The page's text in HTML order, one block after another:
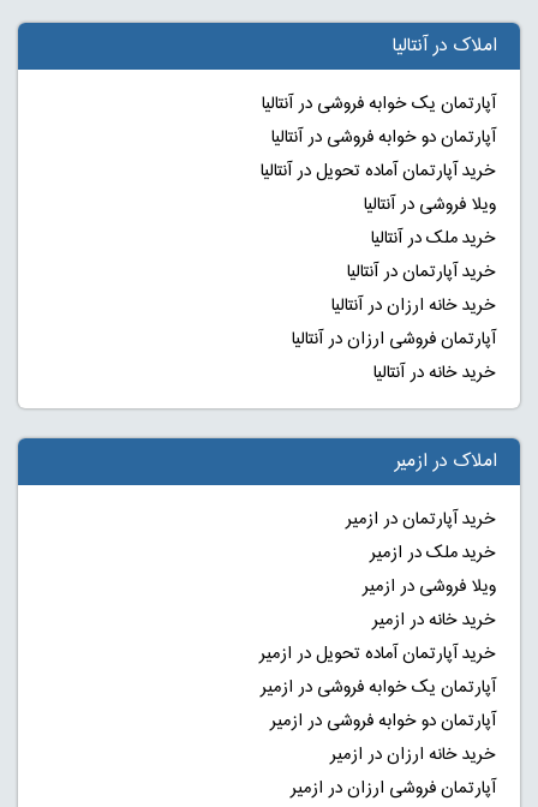
املاک در آنتالیا
آپارتمان یک خوابه فروشی در آنتالیا
آپارتمان دو خوابه فروشی در آنتالیا
خرید آپارتمان آماده تحویل در آنتالیا
ویلا فروشی در آنتالیا
خرید ملک در آنتالیا
خرید آپارتمان در آنتالیا
خرید خانه ارزان در آنتالیا
آپارتمان فروشی ارزان در آنتالیا
خرید خانه در آنتالیا
املاک در ازمیر
خرید آپارتمان در ازمیر
خرید ملک در ازمیر
ویلا فروشی در ازمیر
خرید خانه در ازمیر
خرید آپارتمان آماده تحویل در ازمیر
آپارتمان یک خوابه فروشی در ازمیر
آپارتمان دو خوابه فروشی در ازمیر
خرید خانه ارزان در ازمیر
آپارتمان فروشی ارزان در ازمیر